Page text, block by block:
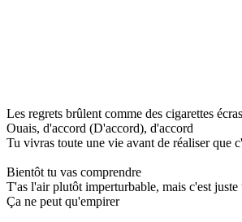
Les regrets brûlent comme des cigarettes
Ouais, d'accord (D'accord), d'accord
Tu vivras toute une vie avant de réaliser que
Bientôt tu vas comprendre
T'as l'air plutôt imperturbable, mais c'est juste
Ça ne peut qu'empirer